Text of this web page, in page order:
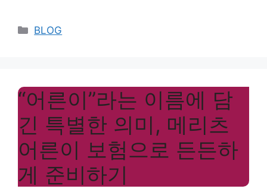
Categories
BLOG
“어른이”라는 이름에 담
긴 특별한 의미, 메리츠
어른이 보험으로 든든하
게 준비하기